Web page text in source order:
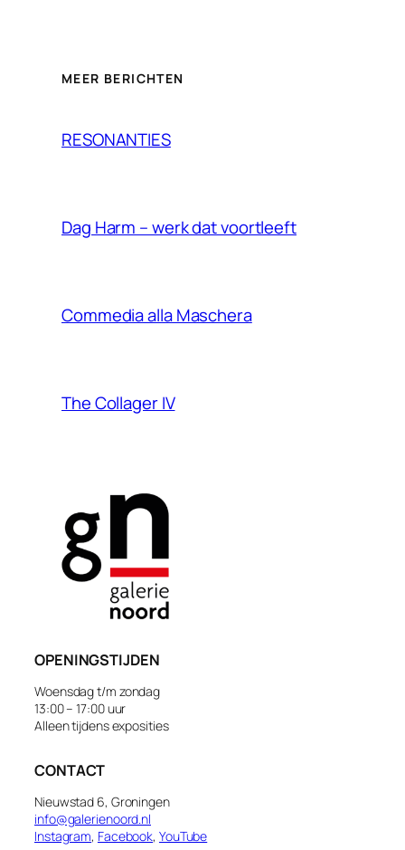
MEER BERICHTEN
RESONANTIES
Dag Harm – werk dat voortleeft
Commedia alla Maschera
The Collager IV
OPENINGSTIJDEN
Woensdag t/m zondag
13:00 – 17:00 uur
Alleen tijdens exposities
CONTACT
Nieuwstad 6, Groningen
info@galerienoord.nl
Instagram, Facebook, YouTube